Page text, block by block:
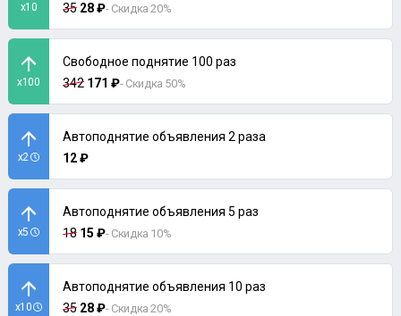
x10
35 28 ₽- Скидка 20%
x100
Свободное поднятие 100 раз
342 171 ₽- Скидка 50%
x2
Автоподнятие объявления 2 раза
12 ₽
x5
Автоподнятие объявления 5 раз
18 15 ₽- Скидка 10%
x10
Автоподнятие объявления 10 раз
35 28 ₽- Скидка 20%